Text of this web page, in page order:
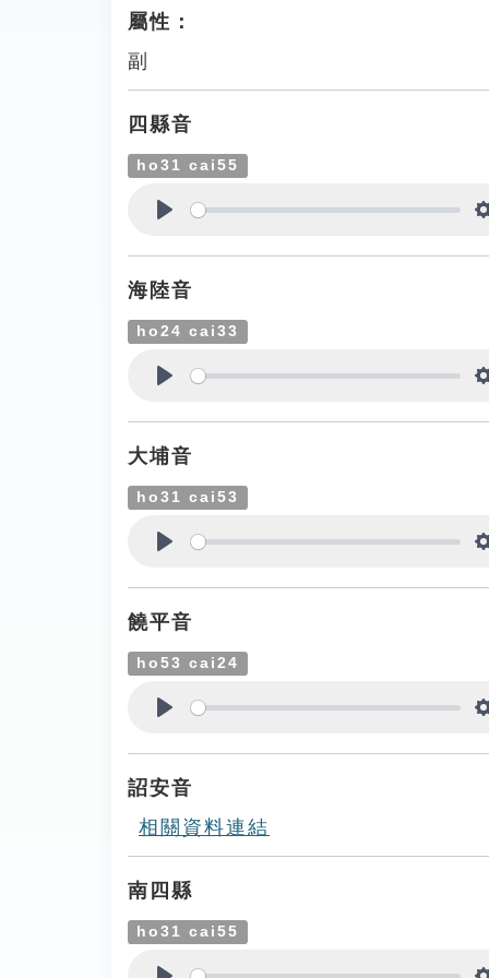
屬性：
副
四縣音
ho31 cai55
海陸音
ho24 cai33
大埔音
ho31 cai53
饒平音
ho53 cai24
詔安音
相關資料連結
南四縣
ho31 cai55